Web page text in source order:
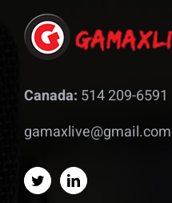
Canada: 514 209-6591
gamaxlive@gmail.com